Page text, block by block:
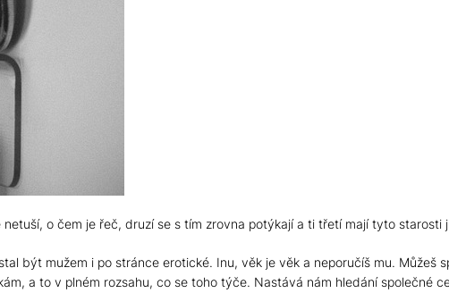
o čem je řeč, druzí se s tím zrovna potýkají a ti třetí mají tyto starosti
být mužem i po stránce erotické. Inu, věk je věk a neporučíš mu. Můžeš
a to v plném rozsahu, co se toho týče. Nastává nám hledání společné